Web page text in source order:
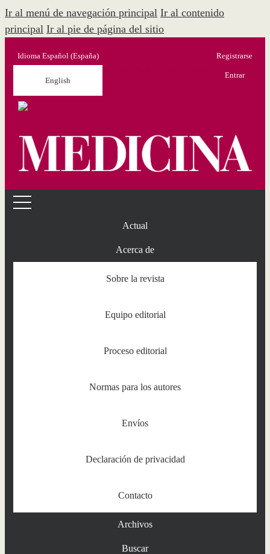
Ir al menú de navegación principal Ir al contenido
principal Ir al pie de página del sitio
Idioma Español (España)
English
Registrarse
Entrar
Actual
Acerca de
Sobre la revista
Equipo editorial
Proceso editorial
Normas para los autores
Envíos
Declaración de privacidad
Contacto
Archivos
Buscar